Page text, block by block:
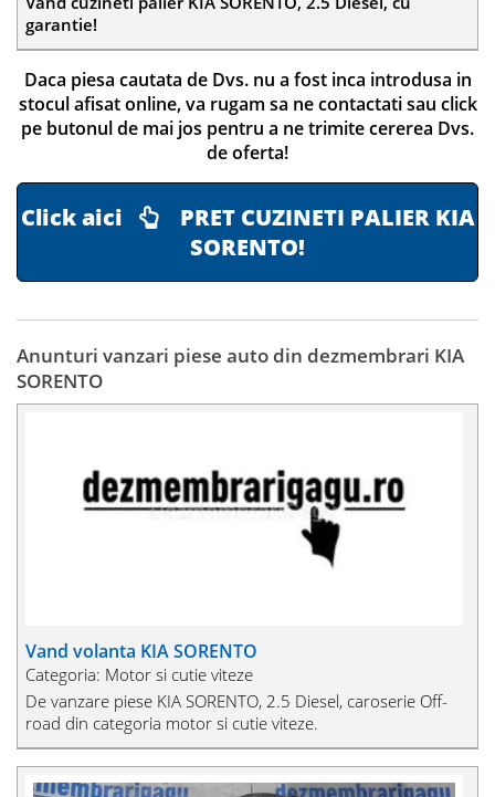
garantie!
Daca piesa cautata de Dvs. nu a fost inca introdusa in
stocul afisat online, va rugam sa ne contactati sau click
pe butonul de mai jos pentru a ne trimite cererea Dvs.
de oferta!
Click aici
PRET CUZINETI PALIER KIA
SORENTO!
Anunturi vanzari piese auto din dezmembrari KIA
SORENTO
Vand volanta KIA SORENTO
Categoria: Motor si cutie viteze
De vanzare piese KIA SORENTO, 2.5 Diesel, caroserie Off-
road din categoria motor si cutie viteze.